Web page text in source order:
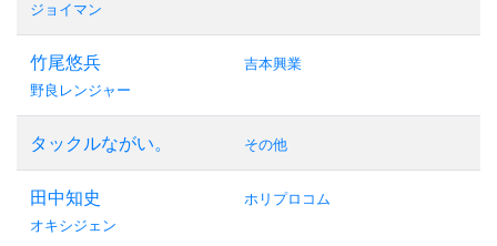
ジョイマン
竹尾悠兵
野良レンジャー
吉本興業
タックルながい。 その他
田中知史
オキシジェン
ホリプロコム